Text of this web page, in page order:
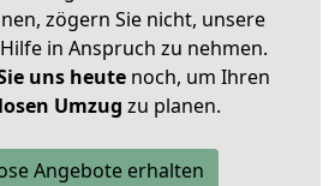
zögern Sie nicht, unsere
in Anspruch zu nehmen.
uns heutenoch, um Ihren
Umzug zu planen.
Angebote erhalten